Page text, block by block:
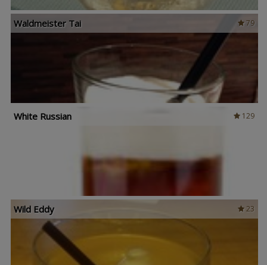
79
Waldmeister Tai
129
White Russian
23
Wild Eddy